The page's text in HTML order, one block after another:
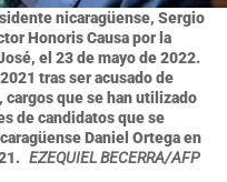
nicaragüense, Sergio
Honoris Causa por la
el 23 de mayo de 2022.
tras ser acusado de
cargos que se han utilizado
de candidatos que se
Daniel Ortega en
EZEQUIEL BECERRA/AFP